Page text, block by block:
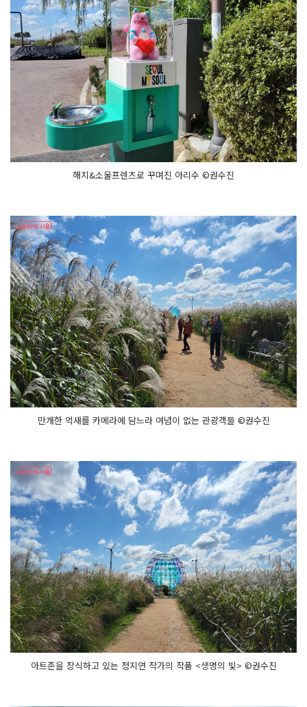
해치&소울프렌즈로 꾸며진 아리수 ©권수진
만개한 억새를 카메라에 담느라 여념이 없는 관광객들 ©권수진
아트존을 장식하고 있는 정지연 작가의 작품 <생명의 빛> ©권수진